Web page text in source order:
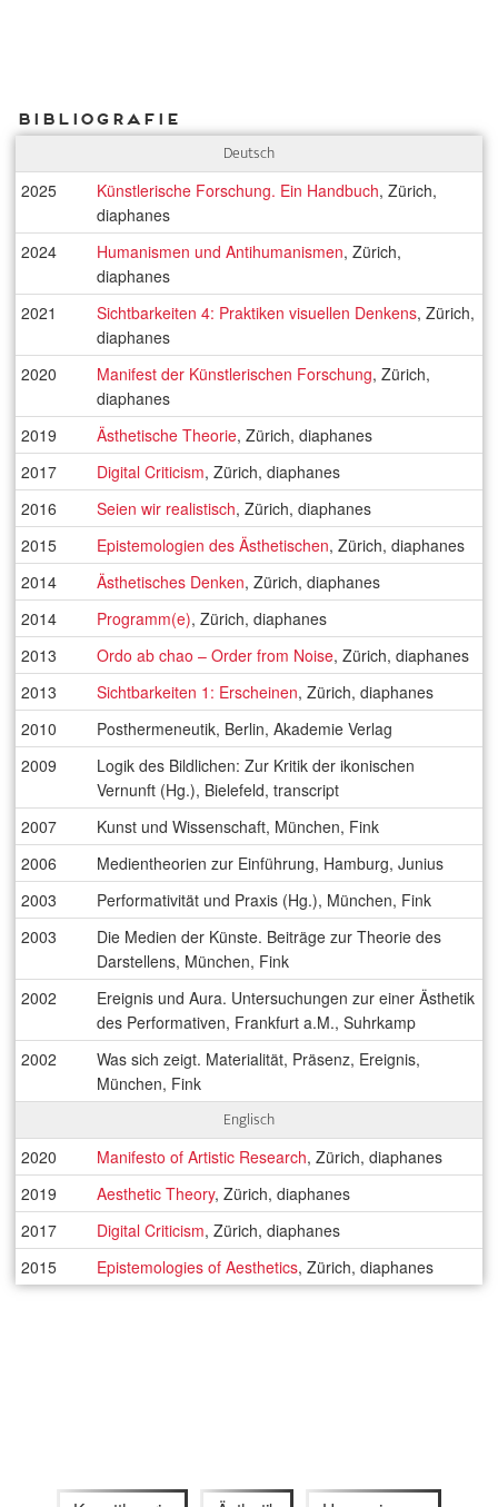
Bibliografie
Deutsch
2025 Künstlerische Forschung. Ein Handbuch, Zürich,
diaphanes
2024
Humanismen und Antihumanismen, Zürich,
diaphanes
2021
Sichtbarkeiten 4: Praktiken visuellen Denkens, Zürich,
diaphanes
2020
Manifest der Künstlerischen Forschung, Zürich,
diaphanes
2019
Ästhetische Theorie, Zürich, diaphanes
2017
Digital Criticism, Zürich, diaphanes
2016
Seien wir realistisch, Zürich, diaphanes
2015
Epistemologien des Ästhetischen, Zürich, diaphanes
2014
Ästhetisches Denken, Zürich, diaphanes
2014
Programm(e), Zürich, diaphanes
2013
Ordo ab chao – Order from Noise, Zürich, diaphanes
2013
Sichtbarkeiten 1: Erscheinen, Zürich, diaphanes
2010
Posthermeneutik, Berlin, Akademie Verlag
2009
Logik des Bildlichen: Zur Kritik der ikonischen
Vernunft (Hg.), Bielefeld, transcript
2007
Kunst und Wissenschaft, München, Fink
2006
Medientheorien zur Einführung, Hamburg, Junius
2003
Performativität und Praxis (Hg.), München, Fink
2003
Die Medien der Künste. Beiträge zur Theorie des
Darstellens, München, Fink
2002
Ereignis und Aura. Untersuchungen zur einer Ästhetik
des Performativen, Frankfurt a.M., Suhrkamp
2002
Was sich zeigt. Materialität, Präsenz, Ereignis,
München, Fink
Englisch
2020 Manifesto of Artistic Research, Zürich, diaphanes
2019
Aesthetic Theory, Zürich, diaphanes
2017
Digital Criticism, Zürich, diaphanes
2015
Epistemologies of Aesthetics, Zürich, diaphanes